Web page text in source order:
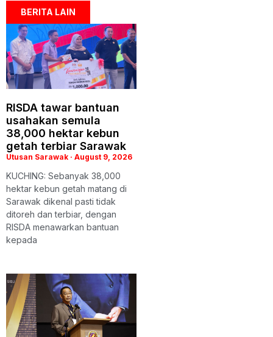
BERITA LAIN
RISDA tawar bantuan
usahakan semula
38,000 hektar kebun
getah terbiar Sarawak
Utusan Sarawak August 9, 2026
KUCHING: Sebanyak 38,000
hektar kebun getah matang di
Sarawak dikenal pasti tidak
ditoreh dan terbiar, dengan
RISDA menawarkan bantuan
kepada